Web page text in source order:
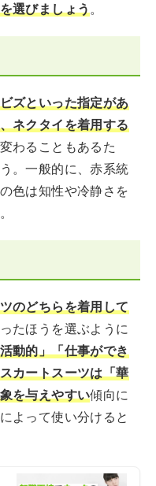
選びましょう。
ズといった指定があ
ネクタイを着用する
わることもあるた
。一般的に、赤系統
色は知性や冷静さを
のどちらを着用して
たほうを選ぶように
動的」「仕事ができ
カートスーツは「華
を与えやすい傾向に
よって使い分けると